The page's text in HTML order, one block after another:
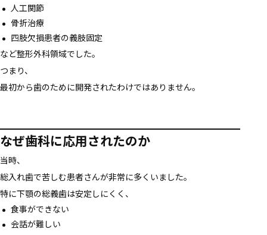
人工関節
骨折治療
四肢欠損患者の義肢固定
など整形外科領域でした。
つまり、
最初から歯のために開発されたわけではありません。
なぜ歯科に応用されたのか
当時、
総入れ歯で苦しむ患者さんが非常に多くいました。
特に下顎の総義歯は安定しにくく、
食事ができない
会話が難しい